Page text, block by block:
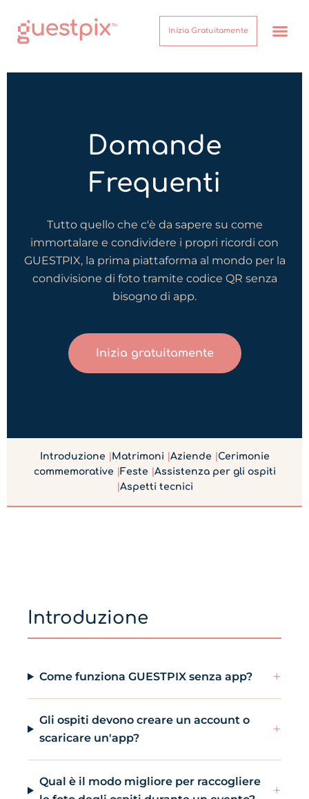
Inizia Gratuitamente
Domande
Frequenti
Tutto quello che c'è da sapere su come
immortalare e condividere i propri ricordi con
GUESTPIX, la prima piattaforma al mondo per la
condivisione di foto tramite codice QR senza
bisogno di app.
Inizia gratuitamente
Introduzione Matrimoni Aziende
Cerimonie
commemorative
Feste
Assistenza per gli ospiti
Aspetti tecnici
Introduzione
Come funziona GUESTPIX senza app? +
Gli ospiti devono creare un account o
scaricare un'app?
+
Qual è il modo migliore per raccogliere
+